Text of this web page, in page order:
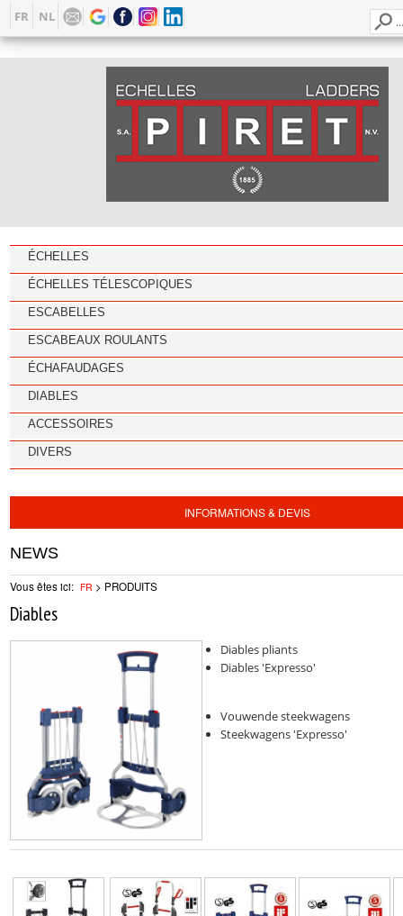
FR NL
ÉCHELLES
ÉCHELLES TÉLESCOPIQUES
ESCABELLES
ESCABEAUX ROULANTS
ÉCHAFAUDAGES
DIABLES
ACCESSOIRES
DIVERS
INFORMATIONS & DEVIS
NEWS
Vous êtes ici: FR > PRODUITS
Diables
Diables pliants
Diables 'Expresso'
Vouwende steekwagens
Steekwagens 'Expresso'